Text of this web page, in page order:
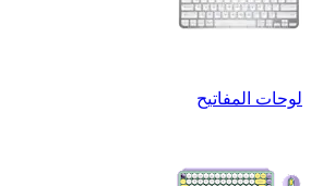
لوحات المفاتيح